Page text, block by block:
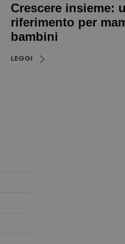
Crescere insieme:
riferimento per
bambini
LEGGI